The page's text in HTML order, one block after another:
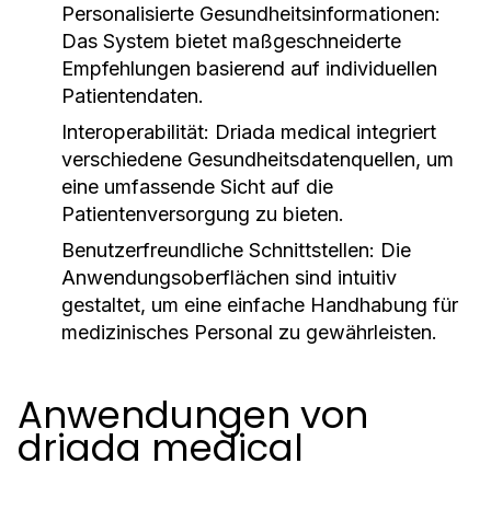
Personalisierte Gesundheitsinformationen:
Das System bietet maßgeschneiderte
Empfehlungen basierend auf individuellen
Patientendaten.
Interoperabilität: Driada medical integriert
verschiedene Gesundheitsdatenquellen, um
eine umfassende Sicht auf die
Patientenversorgung zu bieten.
Benutzerfreundliche Schnittstellen: Die
Anwendungsoberflächen sind intuitiv
gestaltet, um eine einfache Handhabung für
medizinisches Personal zu gewährleisten.
Anwendungen von
driada medical